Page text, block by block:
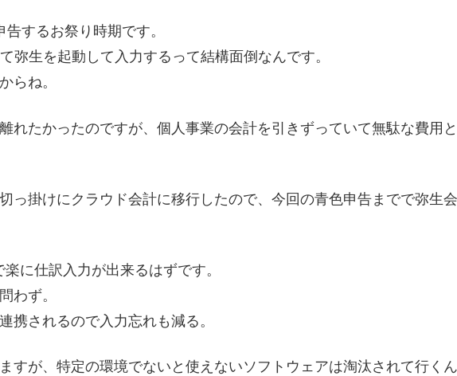
するお祭り時期です。
弥生を起動して入力するって結構面倒なんです。
らね。
れたかったのですが、個人事業の会計を引きずっていて無駄な費用
っ掛けにクラウド会計に移行したので、今回の青色申告までで弥生
に仕訳入力が出来るはずです。
わず。
携されるので入力忘れも減る。
すが、特定の環境でないと使えないソフトウェアは淘汰されて行く